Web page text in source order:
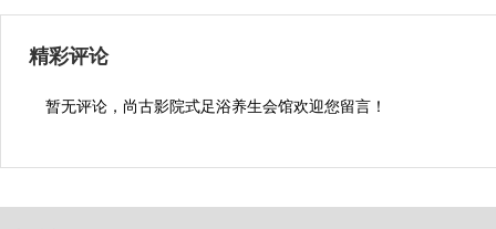
精彩评论
暂无评论，尚古影院式足浴养生会馆欢迎您留言！